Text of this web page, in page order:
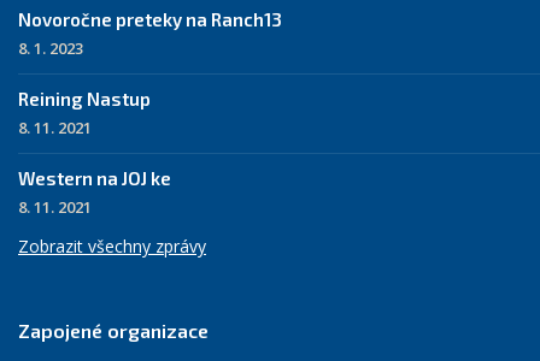
Novoročne preteky na Ranch13
8. 1. 2023
Reining Nastup
8. 11. 2021
Western na JOJ ke
8. 11. 2021
Zobrazit všechny zprávy
Zapojené organizace